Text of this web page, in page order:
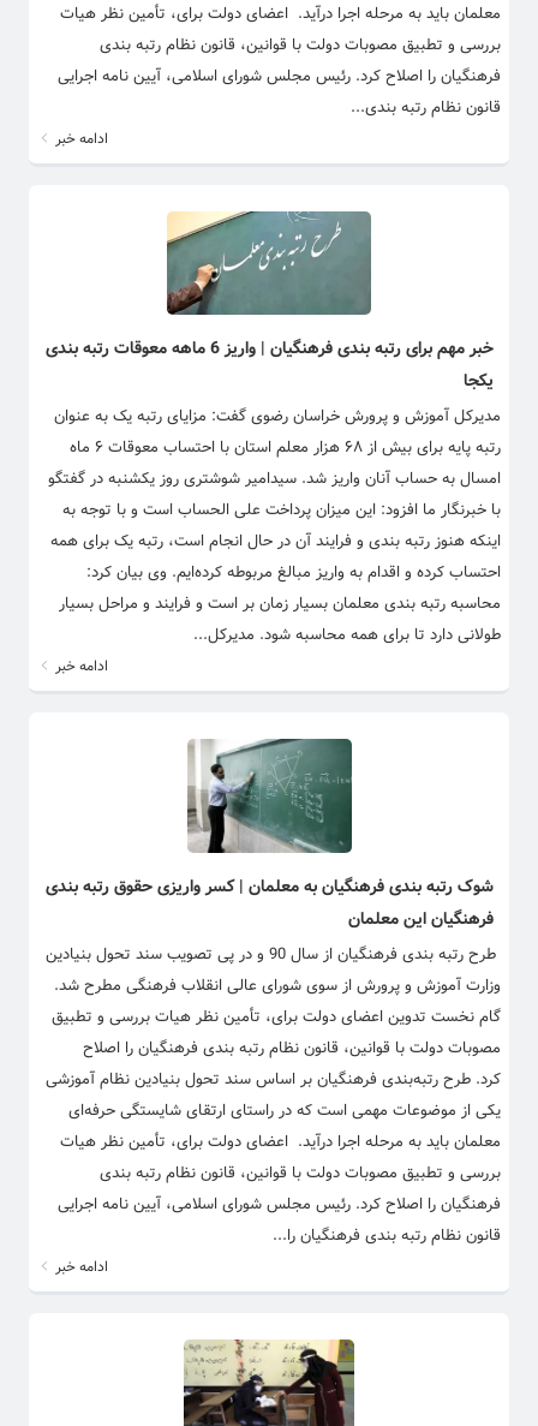
معلمان باید به مرحله اجرا درآید. اعضای دولت برای، تأمین نظر هیات
بررسی و تطبیق مصوبات دولت با قوانین، قانون نظام رتبه بندی
فرهنگیان را اصلاح کرد. رئیس مجلس شورای اسلامی، آیین نامه اجرایی
قانون نظام رتبه بندی...
ادامه خبر
خبر مهم برای رتبه بندی فرهنگیان | واریز 6 ماهه معوقات رتبه بندی
یکجا
مدیرکل آموزش و پرورش خراسان رضوی گفت: مزایای رتبه یک به عنوان
رتبه پایه برای بیش از ۶۸ هزار معلم استان با احتساب معوقات ۶ ماه
امسال به حساب آنان واریز شد. سیدامیر شوشتری روز یکشنبه در گفتگو
با خبرنگار ما افزود: این میزان پرداخت علی الحساب است و با توجه به
اینکه هنوز رتبه بندی و فرایند آن در حال انجام است، رتبه یک برای همه
احتساب کرده و اقدام به واریز مبالغ مربوطه کرده‌ایم. وی بیان کرد:
محاسبه رتبه بندی معلمان بسیار زمان بر است و فرایند و مراحل بسیار
طولانی دارد تا برای همه محاسبه شود. مدیرکل...
ادامه خبر
شوک رتبه بندی فرهنگیان به معلمان | کسر واریزی حقوق رتبه بندی
فرهنگیان این معلمان
​طرح رتبه بندی فرهنگیان از سال 90 و در پی تصویب سند تحول بنیادین
وزارت آموزش و پرورش از سوی شورای عالی انقلاب فرهنگی مطرح شد.
گام نخست تدوین اعضای دولت برای، تأمین نظر هیات بررسی و تطبیق
مصوبات دولت با قوانین، قانون نظام رتبه بندی فرهنگیان را اصلاح
کرد. طرح رتبه‌بندی فرهنگیان بر اساس سند تحول بنیادین نظام آموزشی
یکی از موضوعات مهمی است که در راستای ارتقای شایستگی حرفه‌ای
معلمان باید به مرحله اجرا درآید. اعضای دولت برای، تأمین نظر هیات
بررسی و تطبیق مصوبات دولت با قوانین، قانون نظام رتبه بندی
فرهنگیان را اصلاح کرد. رئیس مجلس شورای اسلامی، آیین نامه اجرایی
قانون نظام رتبه بندی فرهنگیان را...
ادامه خبر